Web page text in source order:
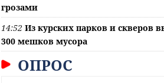
грозами
14:52 Из курских парков и скверов
300 мешков мусора
ОПРОС